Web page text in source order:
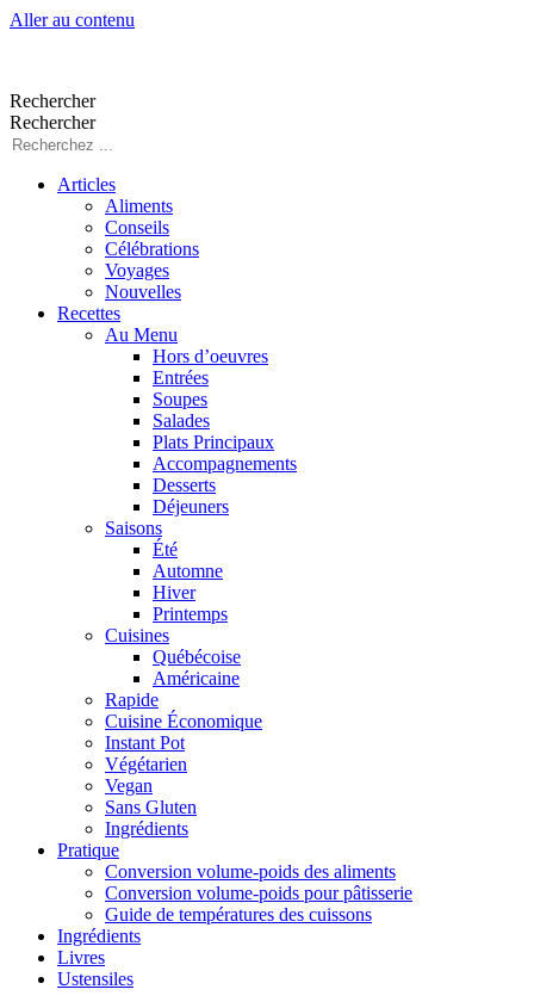
Aller au contenu
Rechercher
Rechercher
Articles
Aliments
Conseils
Célébrations
Voyages
Nouvelles
Recettes
Au Menu
Hors d’oeuvres
Entrées
Soupes
Salades
Plats Principaux
Accompagnements
Desserts
Déjeuners
Saisons
Été
Automne
Hiver
Printemps
Cuisines
Québécoise
Américaine
Rapide
Cuisine Économique
Instant Pot
Végétarien
Vegan
Sans Gluten
Ingrédients
Pratique
Conversion volume-poids des aliments
Conversion volume-poids pour pâtisserie
Guide de températures des cuissons
Ingrédients
Livres
Ustensiles